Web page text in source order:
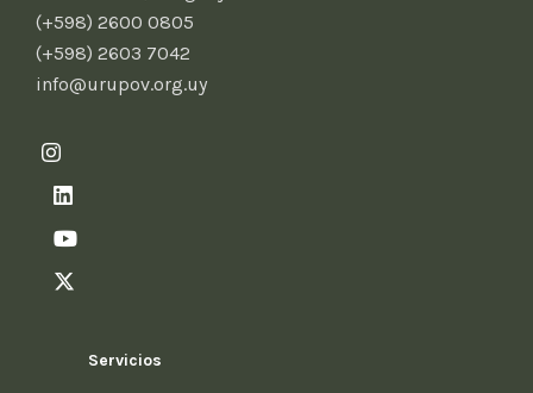
(+598) 2600 0805
(+598) 2603 7042
info@urupov.org.uy
Servicios